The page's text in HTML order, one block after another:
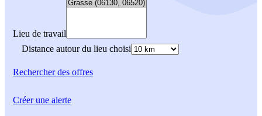
Lieu de travail
Distance autour du lieu choisi
Rechercherdes offres
Créer une alerte